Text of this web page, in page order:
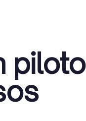
piloto